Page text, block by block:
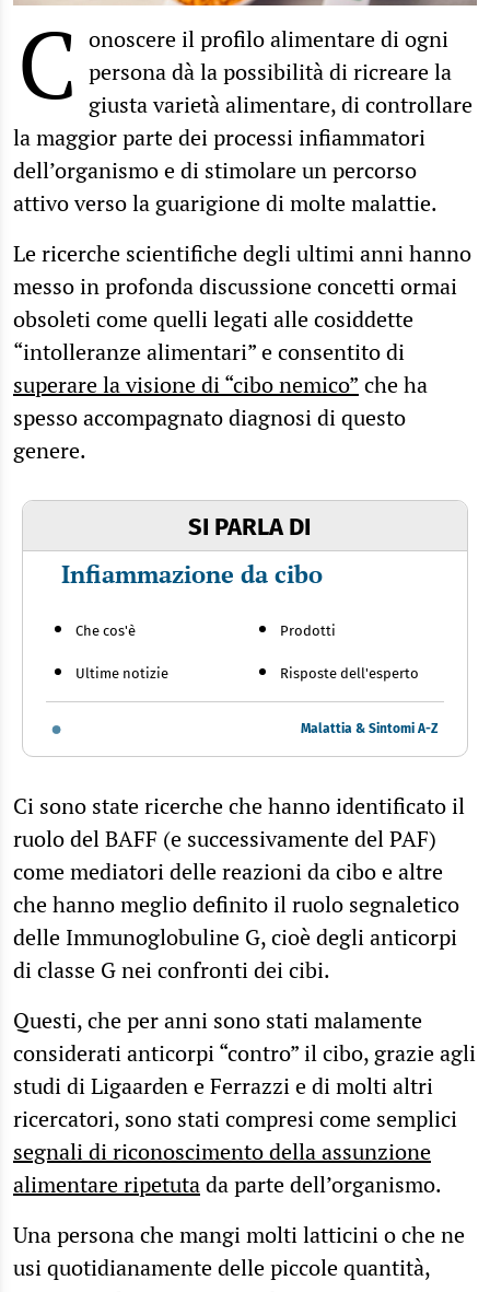
C onoscere il profilo alimentare di ogni
persona dà la possibilità di ricreare la
giusta varietà alimentare, di controllare
la maggior parte dei processi infiammatori
dell’organismo e di stimolare un percorso
attivo verso la guarigione di molte malattie.
Le ricerche scientifiche degli ultimi anni hanno
messo in profonda discussione concetti ormai
obsoleti come quelli legati alle cosiddette
“intolleranze alimentari” e consentito di
superare la visione di “cibo nemico” che ha
spesso accompagnato diagnosi di questo
genere.
SI PARLA DI
Infiammazione da cibo
Che cos'è
Ultime notizie
Prodotti
Risposte dell'esperto
Malattia & Sintomi A-Z
Ci sono state ricerche che hanno identificato il
ruolo del BAFF (e successivamente del PAF)
come mediatori delle reazioni da cibo e altre
che hanno meglio definito il ruolo segnaletico
delle Immunoglobuline G, cioè degli anticorpi
di classe G nei confronti dei cibi.
Questi, che per anni sono stati malamente
considerati anticorpi “contro” il cibo, grazie agli
studi di Ligaarden e Ferrazzi e di molti altri
ricercatori, sono stati compresi come semplici
segnali di riconoscimento della assunzione
alimentare ripetutada parte dell’organismo.
Una persona che mangi molti latticini o che ne
usi quotidianamente delle piccole quantità,